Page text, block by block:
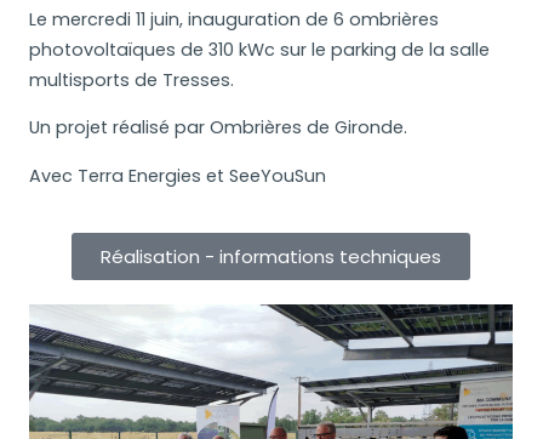
Le mercredi 11 juin, inauguration de 6 ombrières
photovoltaïques de 310 kWc sur le parking de la salle
multisports de Tresses.
Un projet réalisé par Ombrières de Gironde.
Avec Terra Energies etSeeYouSun
Réalisation - informations techniques